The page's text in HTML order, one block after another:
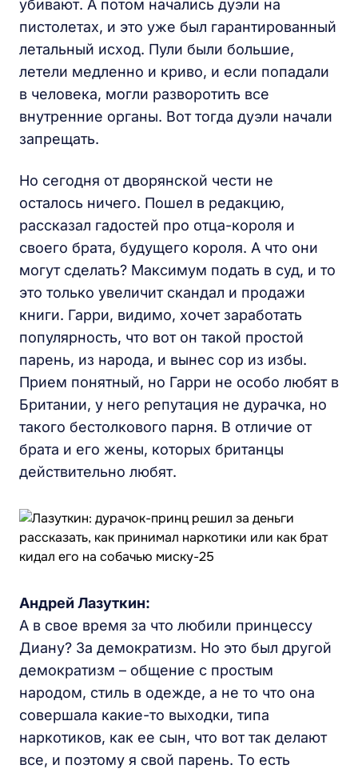
убивают. А потом начались дуэли на
пистолетах, и это уже был гарантированный
летальный исход. Пули были большие,
летели медленно и криво, и если попадали
в человека, могли разворотить все
внутренние органы. Вот тогда дуэли начали
запрещать.
Но сегодня от дворянской чести не
осталось ничего. Пошел в редакцию,
рассказал гадостей про отца-короля и
своего брата, будущего короля. А что они
могут сделать? Максимум подать в суд, и то
это только увеличит скандал и продажи
книги. Гарри, видимо, хочет заработать
популярность, что вот он такой простой
парень, из народа, и вынес сор из избы.
Прием понятный, но Гарри не особо любят в
Британии, у него репутация не дурачка, но
такого бестолкового парня. В отличие от
брата и его жены, которых британцы
действительно любят.
Андрей Лазуткин:
А в свое время за что любили принцессу
Диану? За демократизм. Но это был другой
демократизм – общение с простым
народом, стиль в одежде, а не то что она
совершала какие-то выходки, типа
наркотиков, как ее сын, что вот так делают
все, и поэтому я свой парень. То есть